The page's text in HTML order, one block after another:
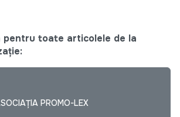
pentru toate articolele de la
PROMO-LEX